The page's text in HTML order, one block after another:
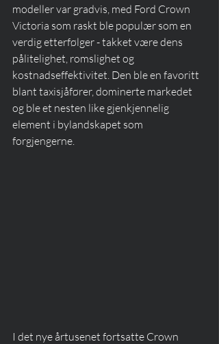
modeller var gradvis, med Ford Crown
Victoria som raskt ble populær som en
verdig etterfølger - takket være dens
pålitelighet, romslighet og
kostnadseffektivitet. Den ble en favoritt
blant taxisjåfører, dominerte markedet
og ble et nesten like gjenkjennelig
element i bylandskapet som
forgjengerne.
I det nye årtusenet fortsatte Crown